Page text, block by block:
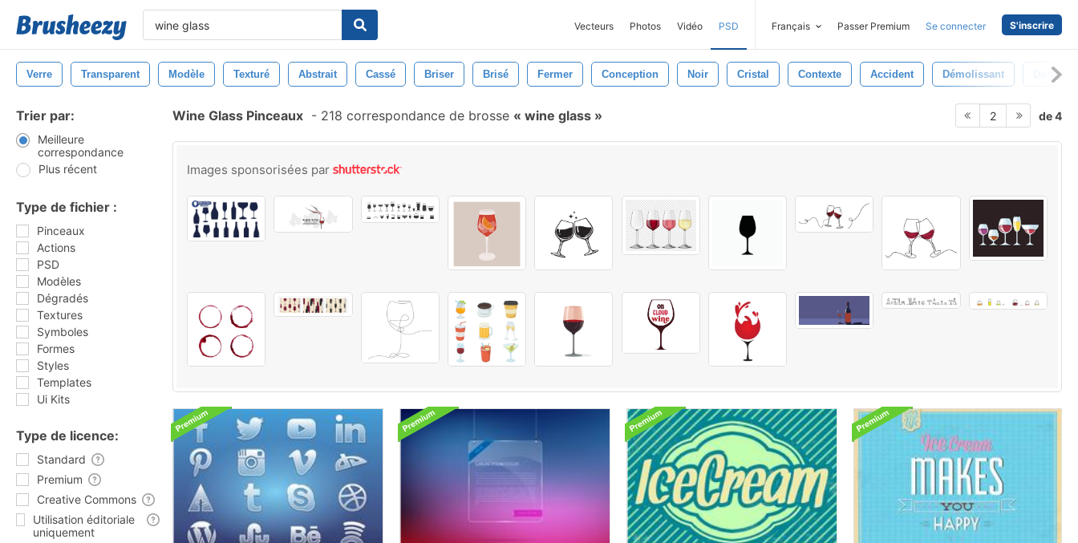
Vecteurs Photos Vidéo PSD Français Passer Premium Se connecter S'inscrire
Verre Transparent Modèle Texturé Abstrait Cassé Briser Brisé Fermer Conception Noir Cristal Contexte Accident Démolissant
Trier par:
Meilleure
correspondance
Plus récent
Type de fichier :
Pinceaux
Actions
PSD
Modèles
Dégradés
Textures
Symboles
Formes
Styles
Templates
Ui Kits
Type de licence:
Standard
Premium
Creative Commons
Utilisation éditoriale
uniquement
Wine Glass Pinceaux - 218 correspondance de brosse wine glass 2 de 4
Images sponsorisées par